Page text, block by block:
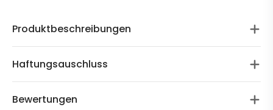
Produktbeschreibungen
Haftungsauschluss
Bewertungen